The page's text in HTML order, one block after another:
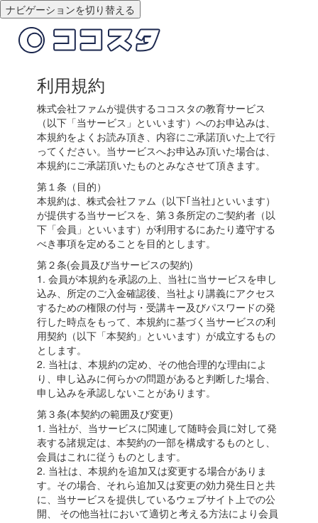
ナビゲーションを切り替える
利用規約
株式会社ファムが提供するココスタの教育サービス
（以下「当サービス」といいます）へのお申込みは、
本規約をよくお読み頂き、内容にご承諾頂いた上で行
ってください。当サービスへお申込み頂いた場合は、
本規約にご承諾頂いたものとみなさせて頂きます。
第１条（目的）
本規約は、株式会社ファム（以下｢当社｣といいます）
が提供する当サービスを、第３条所定のご契約者（以
下「会員」といいます）が利用するにあたり遵守する
べき事項を定めることを目的とします。
第２条(会員及び当サービスの契約)
1. 会員が本規約を承認の上、当社に当サービスを申し
込み、所定のご入金確認後、当社より講義にアクセス
するための権限の付与・受講キー及びパスワードの発
行した時点をもって、本規約に基づく当サービスの利
用契約（以下「本契約」といいます）が成立するもの
とします。
2. 当社は、本規約の定め、その他合理的な理由によ
り、申し込みに何らかの問題があると判断した場合、
申し込みを承認しないことがあります。
第３条(本契約の範囲及び変更)
1. 当社が、当サービスに関連して随時会員に対して発
表する諸規定は、本契約の一部を構成するものとし、
会員はこれに従うものとします。
2. 当社は、本規約を追加又は変更する場合がありま
す。その場合、それら追加又は変更の効力発生日と共
に、当サービスを提供しているウェブサイト上での公
開、 その他当社において適切と考える方法により会員